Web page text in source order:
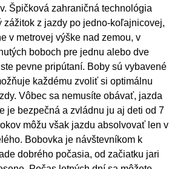
Špičková zahraničná technológia
zážitok z jazdy po jedno-koľajnicovej,
v metrovej výške nad zemou, v
boboch pre jednu alebo dve
pevne pripútaní. Boby sú vybavené
každému zvoliť si optimálnu
Vôbec sa nemusíte obávať, jazda
je bezpečná a zvládnu ju aj deti od 7
môžu však jazdu absolvovať len v
Bobovka je návštevníkom k
dobrého počasia, od začiatku jari